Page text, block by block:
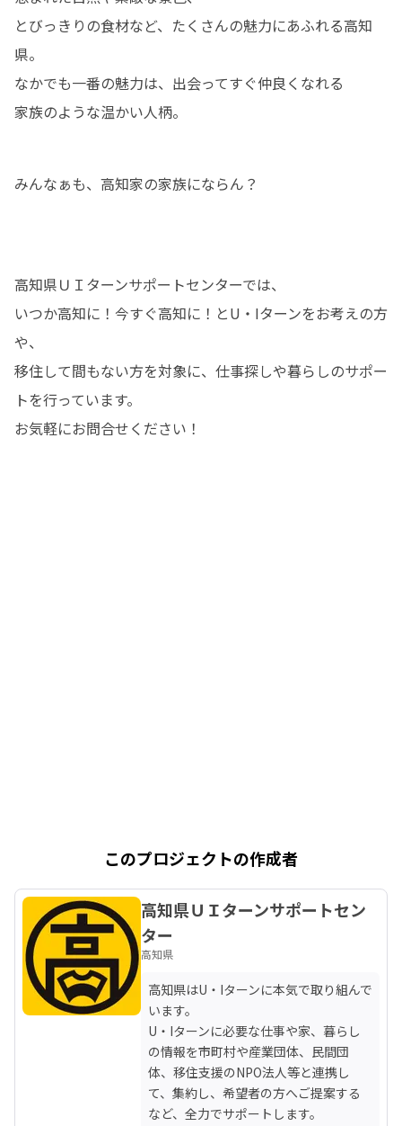
とびっきりの食材など、たくさんの魅力にあふれる高知
県。
なかでも一番の魅力は、出会ってすぐ仲良くなれる
家族のような温かい人柄。
みんなぁも、高知家の家族にならん？
高知県ＵＩターンサポートセンターでは、
いつか高知に！今すぐ高知に！とU・Iターンをお考えの方
や、
移住して間もない方を対象に、仕事探しや暮らしのサポー
トを行っています。
お気軽にお問合せください！
このプロジェクトの作成者
高知県ＵＩターンサポートセン
ター
高知県
高知県はU・Iターンに本気で取り組んで
います。
U・Iターンに必要な仕事や家、暮らし
の情報を市町村や産業団体、民間団
体、移住支援のNPO法人等と連携し
て、集約し、希望者の方へご提案する
など、全力でサポートします。